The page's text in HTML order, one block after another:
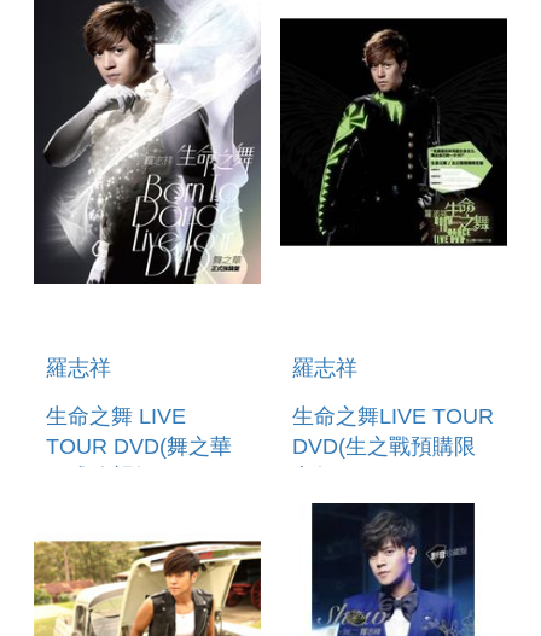
羅志祥
生命之舞 LIVE
TOUR DVD(舞之華
羅志祥
生命之舞LIVE TOUR
DVD(生之戰預購限